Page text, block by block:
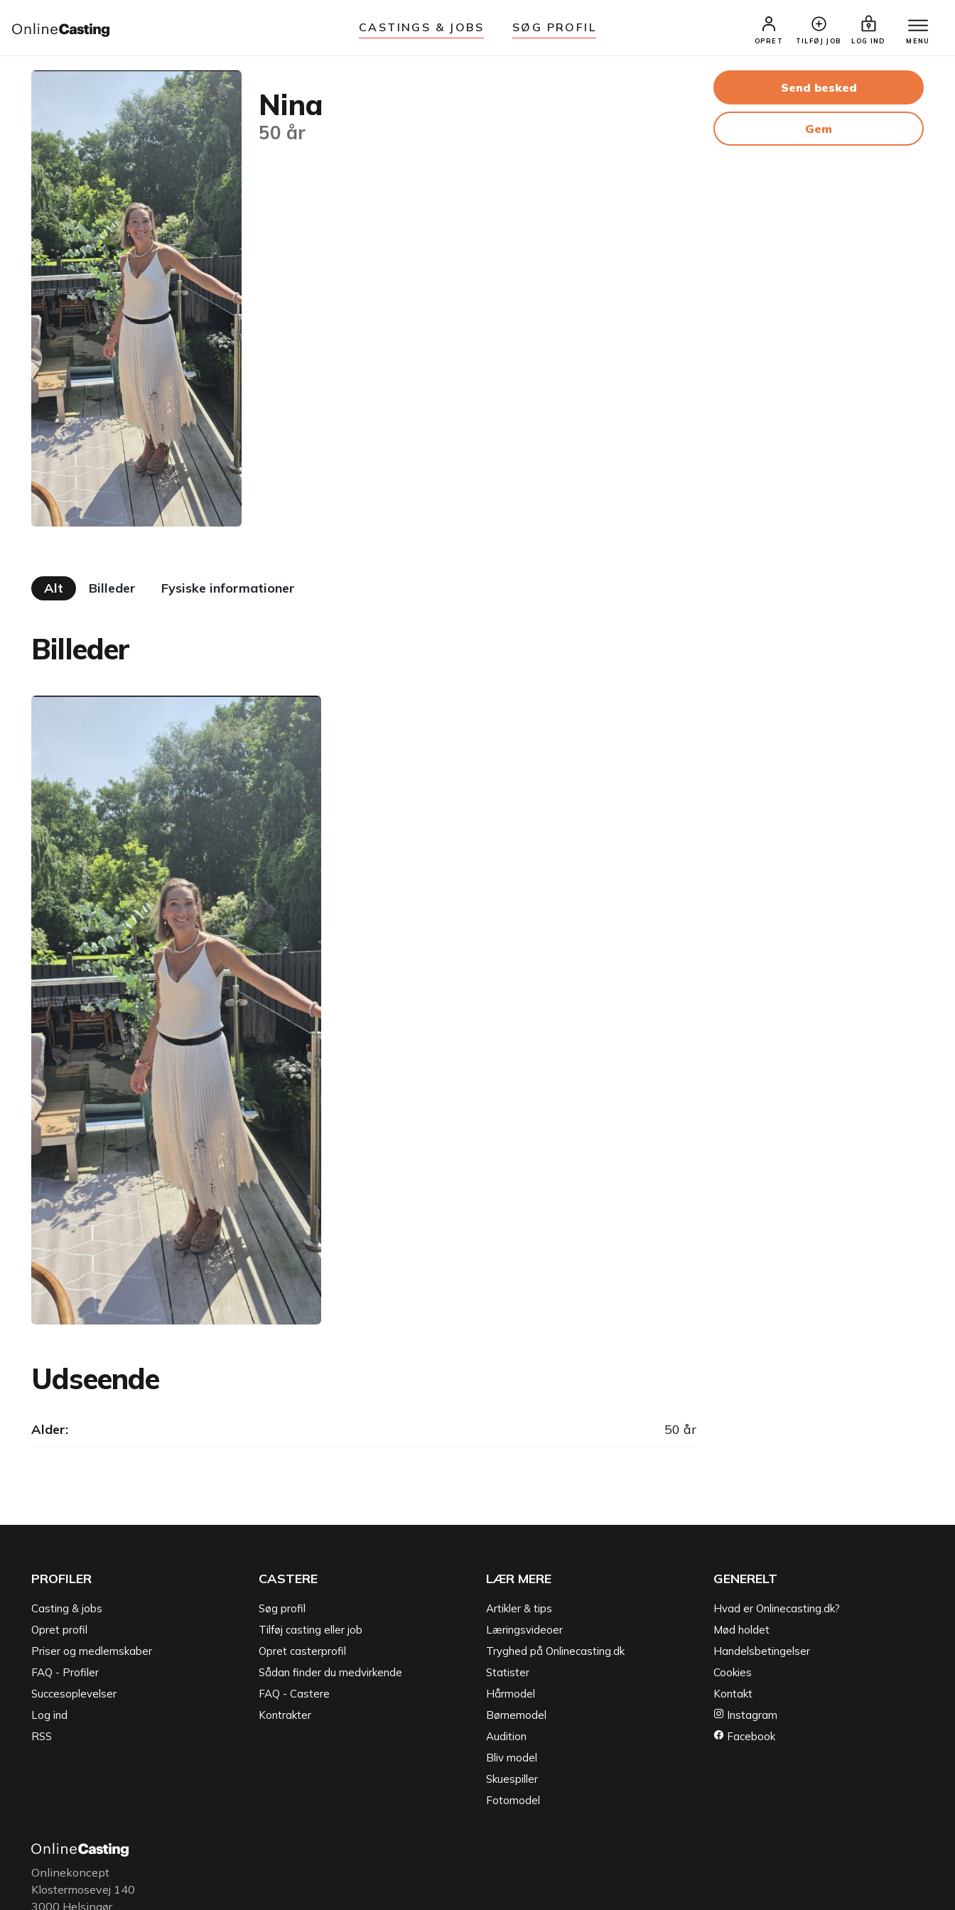
CASTINGS & JOBS SØG PROFIL
OPRET TILFØJ JOB LOG IND MENU
Nina
50 år
Send besked
Gem
Alt Billeder Fysiske informationer
Billeder
Udseende
Alder: 50 år
PROFILER
Casting & jobs
Opret profil
Priser og medlemskaber
FAQ - Profiler
Succesoplevelser
Log ind
RSS
CASTERE
Søg profil
Tilføj casting eller job
Opret casterprofil
Sådan finder du medvirkende
FAQ - Castere
Kontrakter
LÆR MERE
Artikler & tips
Læringsvideoer
Tryghed på Onlinecasting.dk
Statister
Hårmodel
Børnemodel
Audition
Bliv model
Skuespiller
Fotomodel
GENERELT
Hvad er Onlinecasting.dk?
Mød holdet
Handelsbetingelser
Cookies
Kontakt
Instagram
Facebook
Onlinekoncept
Klostermosevej 140
3000 Helsingør